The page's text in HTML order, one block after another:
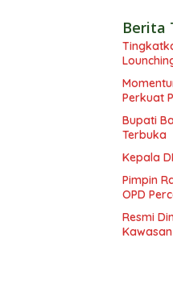
Berita
Perkuat
Bupati
Terbuka
Kepala
Pimpin
OPD
Resmi